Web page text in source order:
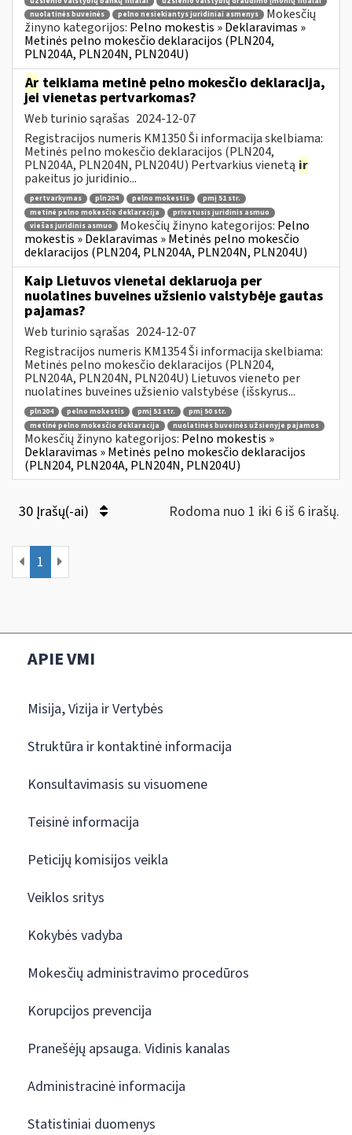
nuolatinės buveinės
pelno nesiekiantys juridiniai asmenys
Mokesčių
žinyno kategorijos: Pelno mokestis » Deklaravimas »
Metinės pelno mokesčio deklaracijos (PLN204,
PLN204A, PLN204N, PLN204U)
Ar teikiama metinė pelno mokesčio deklaracija,
jei vienetas pertvarkomas?
Web turinio sąrašas 2024-12-07
Registracijos numeris KM1350 Ši informacija skelbiama:
Metinės pelno mokesčio deklaracijos (PLN204,
PLN204A, PLN204N, PLN204U) Pertvarkius vienetą ir
pakeitus jo juridinio...
pertvarkymas pln204 pelno mokestis
pmį 51 str.
metinė pelno mokesčio deklaracija
privatusis juridinis asmuo
viešas juridinis asmuo
Mokesčių žinyno kategorijos: Pelno
mokestis » Deklaravimas » Metinės pelno mokesčio
deklaracijos (PLN204, PLN204A, PLN204N, PLN204U)
Kaip Lietuvos vienetai deklaruoja per
nuolatines buveines užsienio valstybėje gautas
pajamas?
Web turinio sąrašas 2024-12-07
Registracijos numeris KM1354 Ši informacija skelbiama:
Metinės pelno mokesčio deklaracijos (PLN204,
PLN204A, PLN204N, PLN204U) Lietuvos vieneto per
nuolatines buveines užsienio valstybėse (išskyrus...
pln204 pelno mokestis pmį 51 str.
pmį 50 str.
metinė pelno mokesčio deklaracija
nuolatinės buveinės užsienyje pajamos
Mokesčių žinyno kategorijos: Pelno mokestis »
Deklaravimas » Metinės pelno mokesčio deklaracijos
(PLN204, PLN204A, PLN204N, PLN204U)
30 Įrašų(-ai) Rodoma nuo 1 iki 6 iš 6 irašų.
1
APIE VMI
Misija, Vizija ir Vertybės
Struktūra ir kontaktinė informacija
Konsultavimasis su visuomene
Teisinė informacija
Peticijų komisijos veikla
Veiklos sritys
Kokybės vadyba
Mokesčių administravimo procedūros
Korupcijos prevencija
Pranešėjų apsauga. Vidinis kanalas
Administracinė informacija
Statistiniai duomenys